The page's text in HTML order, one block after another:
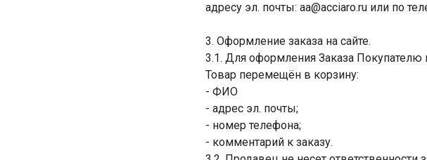
адресу эл. почты: aa@acciaro.ru или по
3. Оформление заказа на сайте.
3.1. Для оформления Заказа Покупателю
Товар перемещён в корзину:
- ФИО
- адрес эл. почты;
- номер телефона;
- комментарий к заказу.